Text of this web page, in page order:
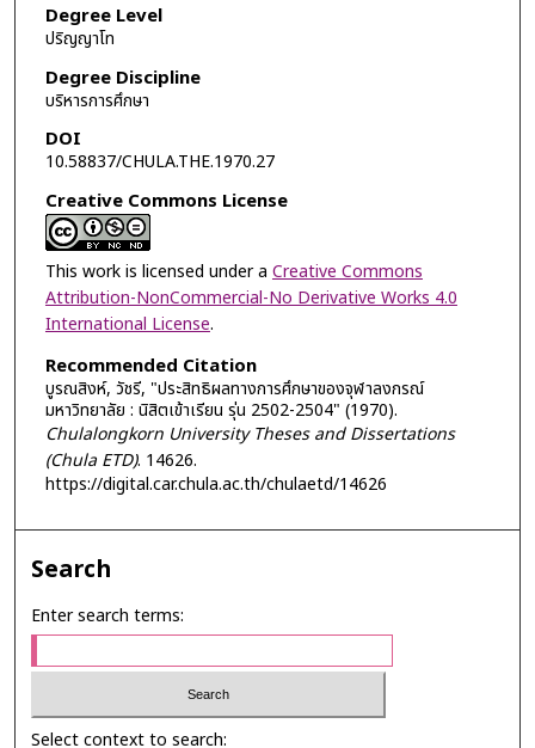
Degree Level
ปริญญาโท
Degree Discipline
บริหารการศึกษา
DOI
10.58837/CHULA.THE.1970.27
Creative Commons License
This work is licensed under a Creative Commons
Attribution-NonCommercial-No Derivative Works 4.0
International License.
Recommended Citation
บูรณสิงห์, วัชรี, "ประสิทธิผลทางการศึกษาของจุฬาลงกรณ์
มหาวิทยาลัย : นิสิตเข้าเรียน รุ่น 2502-2504" (1970).
Chulalongkorn University Theses and Dissertations
(Chula ETD). 14626.
https://digital.car.chula.ac.th/chulaetd/14626
Search
Enter search terms:
Select context to search: